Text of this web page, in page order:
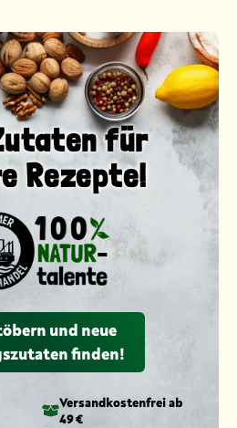
für
Rezepte!
und neue
finden!
Versandkosten­frei ab
49 €